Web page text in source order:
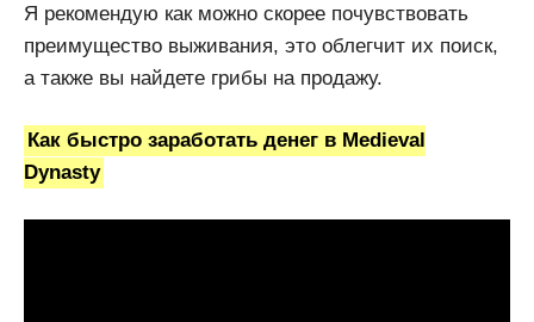
Я рекомендую как можно скорее почувствовать
преимущество выживания, это облегчит их поиск,
а также вы найдете грибы на продажу.
Как быстро заработать денег в Medieval
Dynasty